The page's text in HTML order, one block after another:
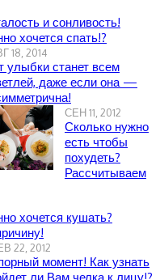
и сонливость!
хочется спать!?
18, 2014
улыбки станет всем
даже если она —
СЕН 11, 2012
Сколько нужно
есть чтобы
похудеть?
Рассчитываем
хочется кушать?
22, 2012
момент! Как узнать